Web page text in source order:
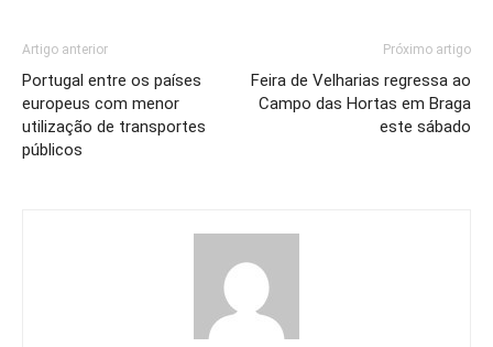
Artigo anterior
Portugal entre os países
europeus com menor
utilização de transportes
públicos
Próximo artigo
Feira de Velharias regressa ao
Campo das Hortas em Braga
este sábado